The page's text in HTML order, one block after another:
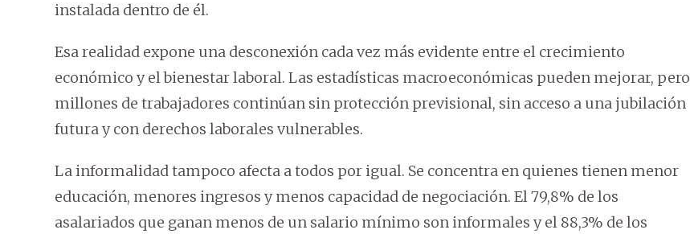
instalada dentro de él.
Esa realidad expone una desconexión cada vez más evidente entre el crecimiento
económico y el bienestar laboral. Las estadísticas macroeconómicas pueden mejorar, pero
millones de trabajadores continúan sin protección previsional, sin acceso a una jubilación
futura y con derechos laborales vulnerables.
La informalidad tampoco afecta a todos por igual. Se concentra en quienes tienen menor
educación, menores ingresos y menos capacidad de negociación. El 79,8% de los
asalariados que ganan menos de un salario mínimo son informales y el 88,3% de los